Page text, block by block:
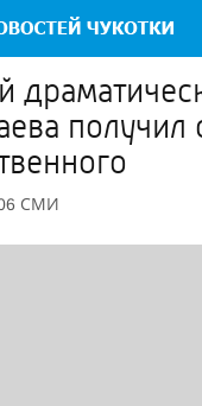
получил
СМИ